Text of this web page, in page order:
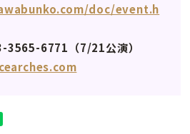
doc/event.h
3565-6771（7/21公演）